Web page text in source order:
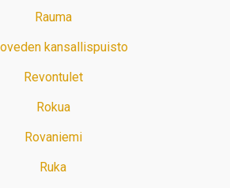
Rauma
kansallispuisto
Revontulet
Rokua
Rovaniemi
Ruka